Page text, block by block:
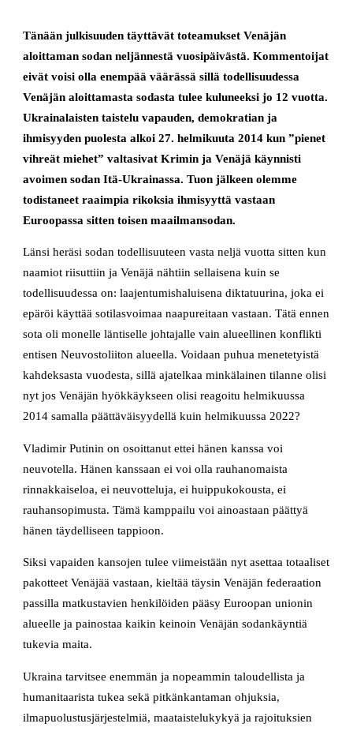
Tänään julkisuuden täyttävät toteamukset Venäjän
aloittaman sodan neljännestä vuosipäivästä. Kommentoijat
eivät voisi olla enempää väärässä sillä todellisuudessa
Venäjän aloittamasta sodasta tulee kuluneeksi jo 12 vuotta.
Ukrainalaisten taistelu vapauden, demokratian ja
ihmisyyden puolesta alkoi 27. helmikuuta 2014 kun ”pienet
vihreät miehet” valtasivat Krimin ja Venäjä käynnisti
avoimen sodan Itä-Ukrainassa. Tuon jälkeen olemme
todistaneet raaimpia rikoksia ihmisyyttä vastaan
Euroopassa sitten toisen maailmansodan.
Länsi heräsi sodan todellisuuteen vasta neljä vuotta sitten kun
naamiot riisuttiin ja Venäjä nähtiin sellaisena kuin se
todellisuudessa on: laajentumishaluisena diktatuurina, joka ei
epäröi käyttää sotilasvoimaa naapureitaan vastaan. Tätä ennen
sota oli monelle läntiselle johtajalle vain alueellinen konflikti
entisen Neuvostoliiton alueella. Voidaan puhua menetetyistä
kahdeksasta vuodesta, sillä ajatelkaa minkälainen tilanne olisi
nyt jos Venäjän hyökkäykseen olisi reagoitu helmikuussa
2014 samalla päättäväisyydellä kuin helmikuussa 2022?
Vladimir Putinin on osoittanut ettei hänen kanssa voi
neuvotella. Hänen kanssaan ei voi olla rauhanomaista
rinnakkaiseloa, ei neuvotteluja, ei huippukokousta, ei
rauhansopimusta. Tämä kamppailu voi ainoastaan päättyä
hänen täydelliseen tappioon.
Siksi vapaiden kansojen tulee viimeistään nyt asettaa totaaliset
pakotteet Venäjää vastaan, kieltää täysin Venäjän federaation
passilla matkustavien henkilöiden pääsy Euroopan unionin
alueelle ja painostaa kaikin keinoin Venäjän sodankäyntiä
tukevia maita.
Ukraina tarvitsee enemmän ja nopeammin taloudellista ja
humanitaarista tukea sekä pitkänkantaman ohjuksia,
ilmapuolustusjärjestelmiä, maataistelukykyä ja rajoituksien